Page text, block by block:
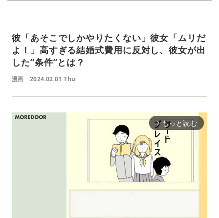
彼「あそこでしかやりたくない」彼女「ムリだ
よ！」高すぎる結婚式費用に反対し、彼女が出
した”条件”とは？
漫画 2024.02.01 Thu
arrow_forward_ios もっと読む